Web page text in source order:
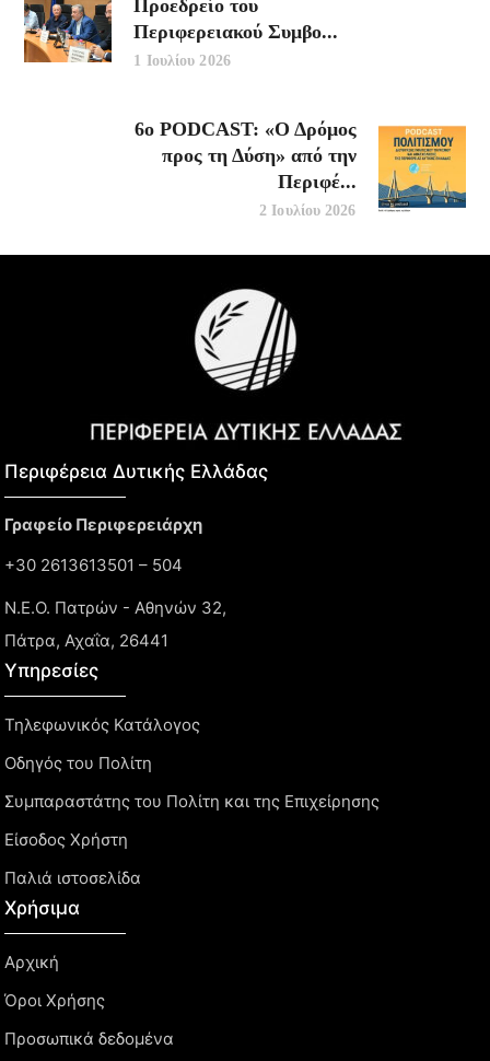
Προεδρείο του
Περιφερειακού Συμβο...
1 Ιουλίου 2026
6ο PODCAST: «Ο Δρόμος
προς τη Δύση» από την
Περιφέ...
2 Ιουλίου 2026
Περιφέρεια Δυτικής Ελλάδας​
Γραφείο Περιφερειάρχη
+30 2613613501 – 504
Ν.Ε.Ο. Πατρών - Αθηνών 32,
Πάτρα, Αχαΐα, 26441
Υπηρεσίες
Τηλεφωνικός Κατάλογος
Οδηγός του Πολίτη
Συμπαραστάτης του Πολίτη και της Επιχείρησης
Είσοδος Χρήστη
Παλιά ιστοσελίδα
Χρήσιμα
Αρχική
Όροι Χρήσης
Προσωπικά δεδομένα